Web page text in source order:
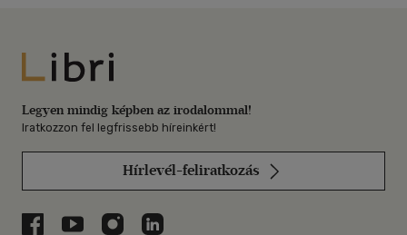
Libri
Legyen mindig képben az irodalommal!
Iratkozzon fel legfrissebb híreinkért!
Hírlevél-feliratkozás
Libri a Facebookon
Libri a Youtube-on
Libri az Instagramon
Libri a LinkedInen